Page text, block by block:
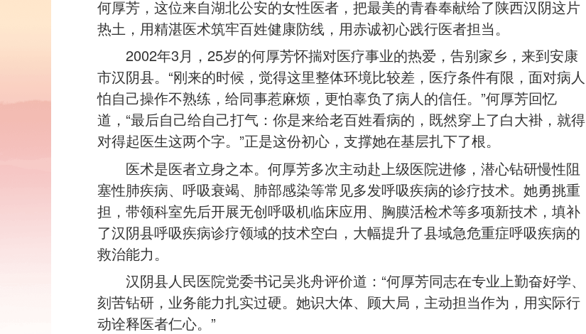
何厚芳，这位来自湖北公安的女性医者，把最美的青春奉献给了陕西汉阴这片
热土，用精湛医术筑牢百姓健康防线，用赤诚初心践行医者担当。
2002年3月，25岁的何厚芳怀揣对医疗事业的热爱，告别家乡，来到安康
市汉阴县。“刚来的时候，觉得这里整体环境比较差，医疗条件有限，面对病人
怕自己操作不熟练，给同事惹麻烦，更怕辜负了病人的信任。”何厚芳回忆
道，“最后自己给自己打气：你是来给老百姓看病的，既然穿上了白大褂，就得
对得起医生这两个字。”正是这份初心，支撑她在基层扎下了根。
医术是医者立身之本。何厚芳多次主动赴上级医院进修，潜心钻研慢性阻
塞性肺疾病、呼吸衰竭、肺部感染等常见多发呼吸疾病的诊疗技术。她勇挑重
担，带领科室先后开展无创呼吸机临床应用、胸膜活检术等多项新技术，填补
了汉阴县呼吸疾病诊疗领域的技术空白，大幅提升了县域急危重症呼吸疾病的
救治能力。
汉阴县人民医院党委书记吴兆舟评价道：“何厚芳同志在专业上勤奋好学、
刻苦钻研，业务能力扎实过硬。她识大体、顾大局，主动担当作为，用实际行
动诠释医者仁心。”